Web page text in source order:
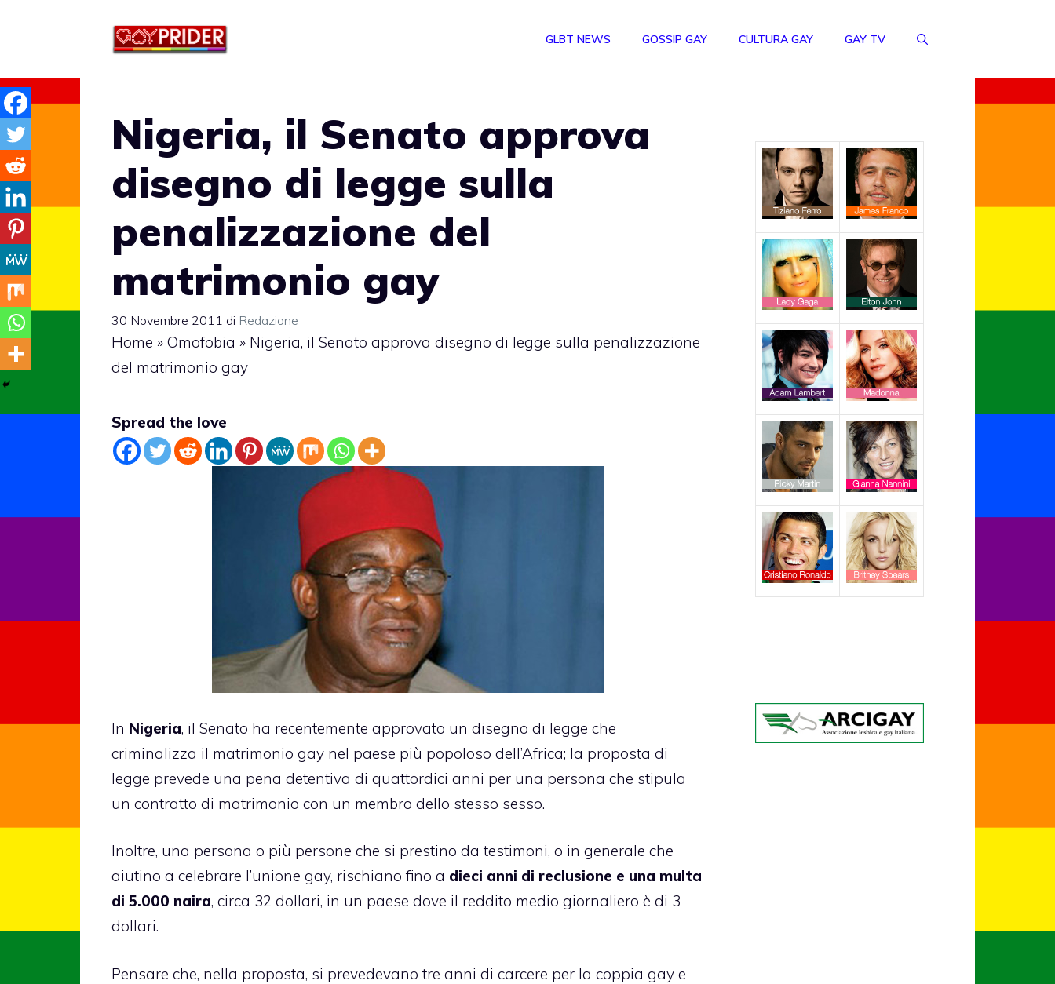
GLBT NEWS GOSSIP GAY CULTURA GAY GAY TV
Nigeria, il Senato approva
disegno di legge sulla
penalizzazione del
matrimonio gay
30 Novembre 2011 di Redazione
Home » Omofobia » Nigeria, il Senato approva disegno di legge sulla penalizzazione
del matrimonio gay
Spread the love
In Nigeria, il Senato ha recentemente approvato un disegno di legge che
criminalizza il matrimonio gay nel paese più popoloso dell’Africa; la proposta di
legge prevede una pena detentiva di quattordici anni per una persona che stipula
un contratto di matrimonio con un membro dello stesso sesso.
Inoltre, una persona o più persone che si prestino da testimoni, o in generale che
aiutino a celebrare l’unione gay, rischiano fino a dieci anni di reclusione e una multa
di 5.000 naira, circa 32 dollari, in un paese dove il reddito medio giornaliero è di 3
dollari.
Pensare che, nella proposta, si prevedevano tre anni di carcere per la coppia gay e